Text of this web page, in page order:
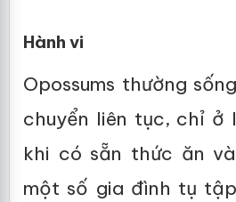
Hành vi
Opossums thường
chuyển liên tục, chỉ ở
khi có sẵn thức ăn
một số gia đình tụ